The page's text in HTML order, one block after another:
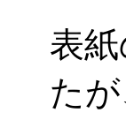
表
た